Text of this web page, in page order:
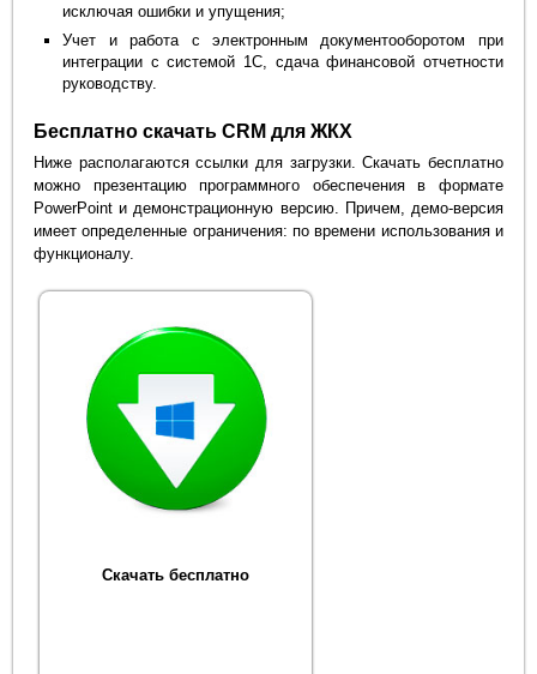
исключая ошибки и упущения;
Учет и работа с электронным документооборотом при
интеграции с системой 1С, сдача финансовой отчетности
руководству.
Бесплатно скачать CRM для ЖКХ
Ниже располагаются ссылки для загрузки. Скачать бесплатно
можно презентацию программного обеспечения в формате
PowerPoint и демонстрационную версию. Причем, демо-версия
имеет определенные ограничения: по времени использования и
функционалу.
Скачать бесплатно